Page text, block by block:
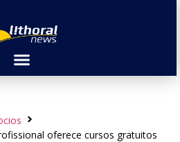
oferece cursos gratuitos